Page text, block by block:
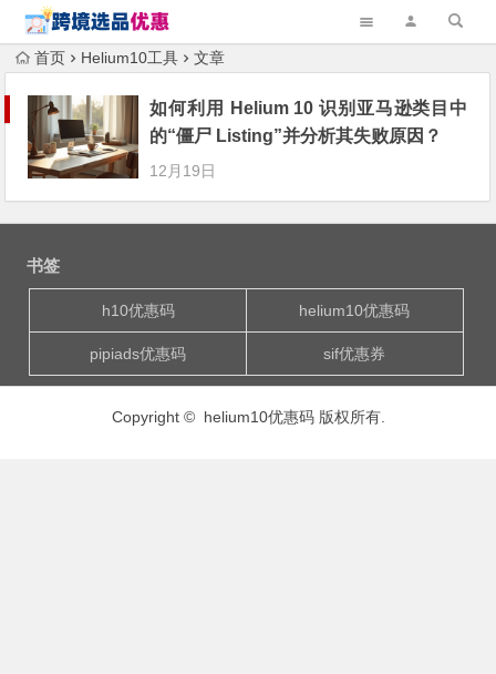
首页 Helium10工具 文章
如何利用 Helium 10 识别亚马逊类目中
的“僵尸 Listing”并分析其失败原因？
12月19日
书签
h10优惠码 helium10优惠码
pipiads优惠码 sif优惠券
Copyright © helium10优惠码版权所有.